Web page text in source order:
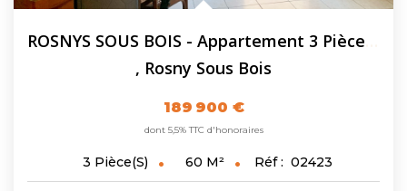
, Rosny Sous Bois
189 900 €
dont 5,5% TTC d'honoraires
3 Pièce(s) 60 M² Réf : 02423